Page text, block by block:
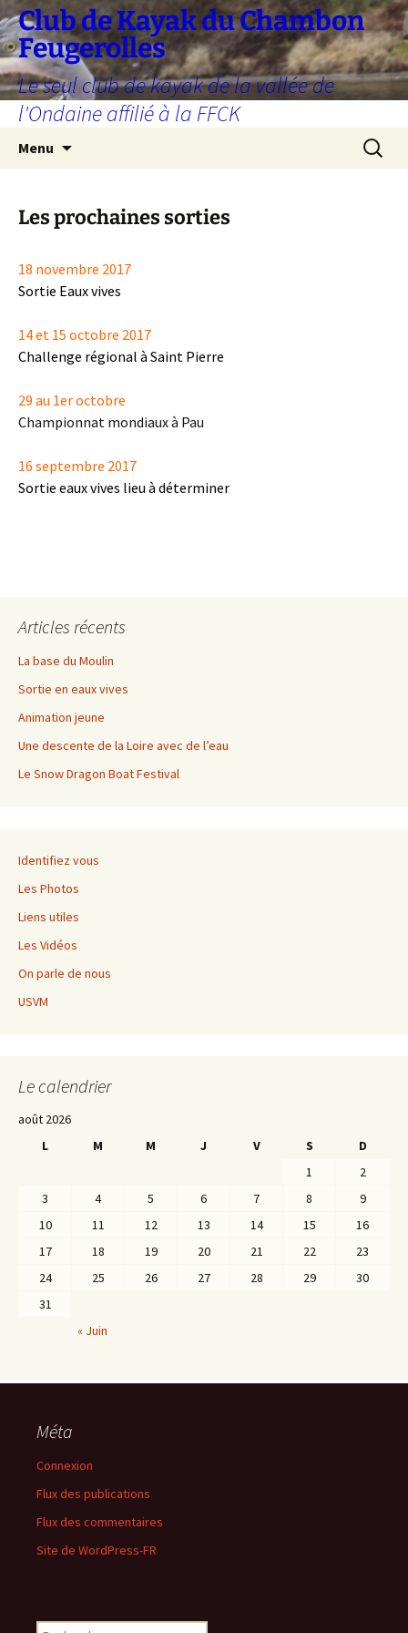
Aller
au
contenu
Club de Kayak du Chambon
Feugerolles
Le seul club de kayak de la vallée de
l'Ondaine affilié à la FFCK
Menu
Les prochaines sorties
18 novembre 2017
Sortie Eaux vives
14 et 15 octobre 2017
Challenge régional à Saint Pierre
29 au 1er octobre
Championnat mondiaux à Pau
16 septembre 2017
Sortie eaux vives lieu à déterminer
Articles récents
La base du Moulin
Sortie en eaux vives
Animation jeune
Une descente de la Loire avec de l’eau
Le Snow Dragon Boat Festival
Identifiez vous
Les Photos
Liens utiles
Les Vidéos
On parle de nous
USVM
Le calendrier
août 2026
L
M M J V S
D
1
2
3
4 5 6 7 8
9
10
11 12 13 14 15
16
17
18 19 20 21 22
23
24
25 26 27 28 29
30
31
« Juin
Méta
Connexion
Flux des publications
Flux des commentaires
Site de WordPress-FR
Rechercher :